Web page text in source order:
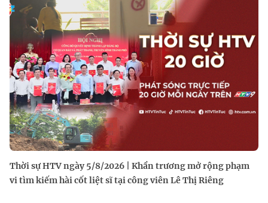
Thời sự HTV ngày 5/8/2026 | Khẩn trương mở rộng phạm
vi tìm kiếm hài cốt liệt sĩ tại công viên Lê Thị Riêng